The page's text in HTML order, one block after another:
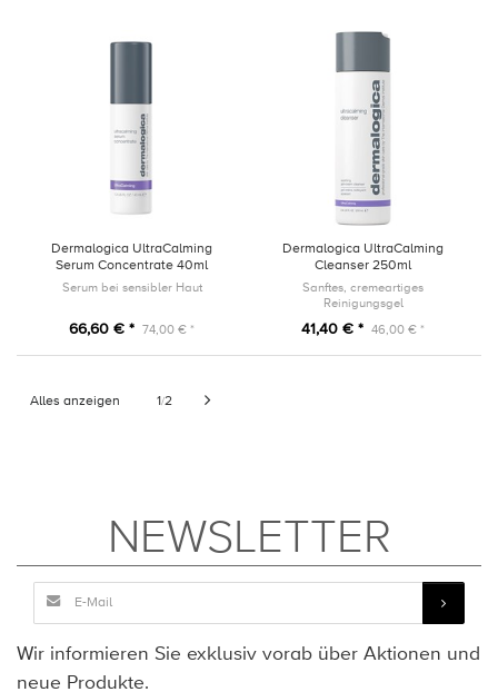
Dermalogica UltraCalming
Serum Concentrate 40ml
Serum bei sensibler Haut
66,60 € * 74,00 € *
Dermalogica UltraCalming
Cleanser 250ml
Sanftes, cremeartiges
Reinigungsgel
41,40 € * 46,00 € *
Alles anzeigen 1/2
NEWSLETTER
Wir informieren Sie exklusiv vorab über Aktionen und
neue Produkte.